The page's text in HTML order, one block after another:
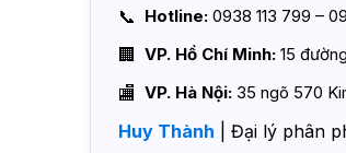
Hotline: 0938 113 799 –
VP. Hồ Chí Minh: 15
VP. Hà Nội: 35 ngõ 570
Huy Thành | Đại lý phân